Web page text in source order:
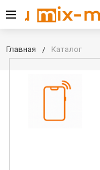
Главная Каталог